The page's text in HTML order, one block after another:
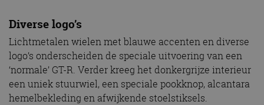
Diverse logo’s
Lichtmetalen wielen met blauwe accenten en diverse
logo’s onderscheiden de speciale uitvoering van een
‘normale’ GT-R. Verder kreeg het donkergrijze interieur
een uniek stuurwiel, een speciale pookknop, alcantara
hemelbekleding en afwijkende stoelstiksels.